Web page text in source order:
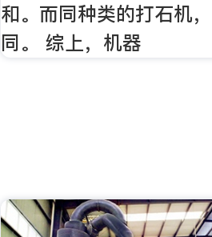
和。而同种类的打石机
同。 综上，机器